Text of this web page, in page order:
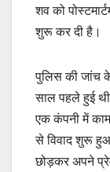
शव को
शुरू कर दी है।
पुलिस की जांच
साल पहले हुई
एक कंपनी में
से विवाद शुरू
छोड़कर अपने